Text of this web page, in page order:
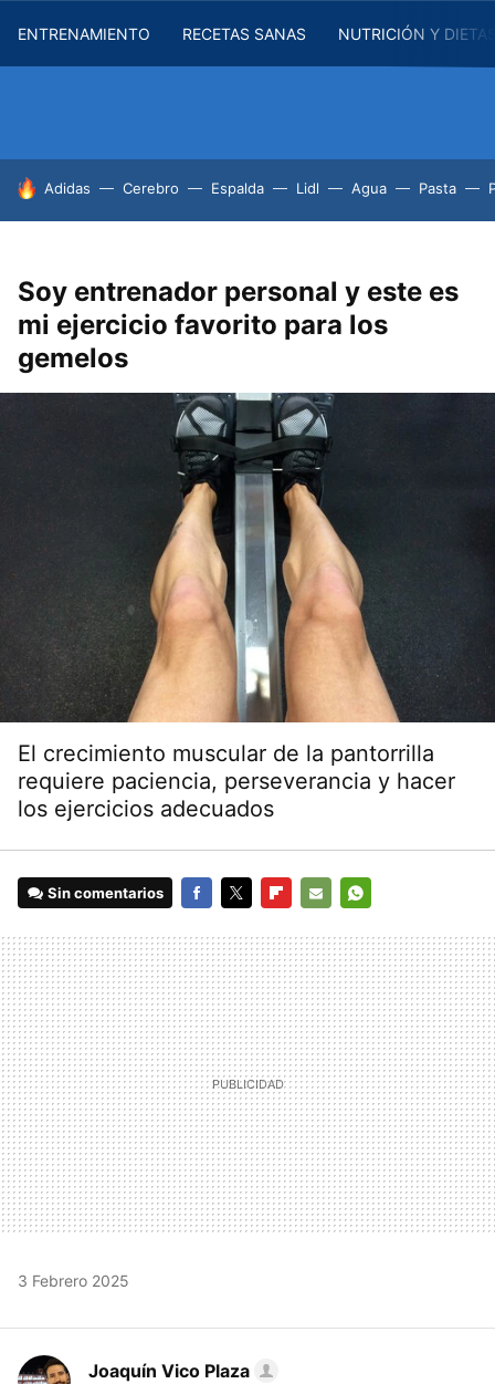
ENTRENAMIENTO RECETAS SANAS NUTRICIÓN Y
HOY SE HABLA DE
Adidas Cerebro Espalda Lidl Agua Pasta
Soy entrenador personal y este es
mi ejercicio favorito para los
gemelos
El crecimiento muscular de la pantorrilla
requiere paciencia, perseverancia y hacer
los ejercicios adecuados
Sin comentarios
MAIL
3 Febrero 2025
Joaquín Vico Plaza